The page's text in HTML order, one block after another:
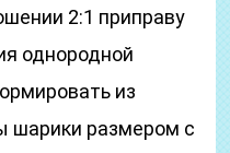
2:1 приправу
однородной
из
шарики размером с